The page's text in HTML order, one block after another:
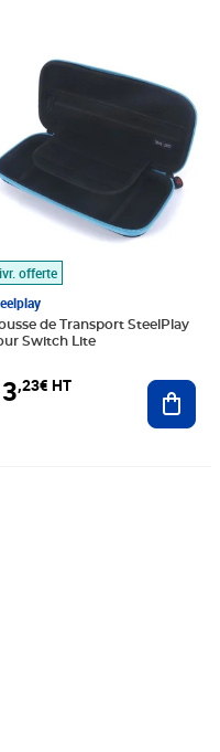
panier
offerte
de Transport SteelPlay
Switch Lite
,23€ HT
13,23€ HT